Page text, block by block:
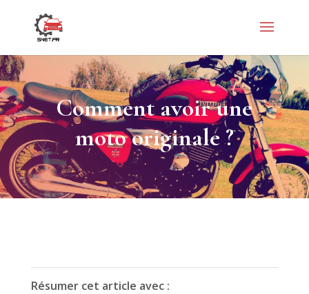
Comment avoir une
moto originale ?
Résumer cet article avec :